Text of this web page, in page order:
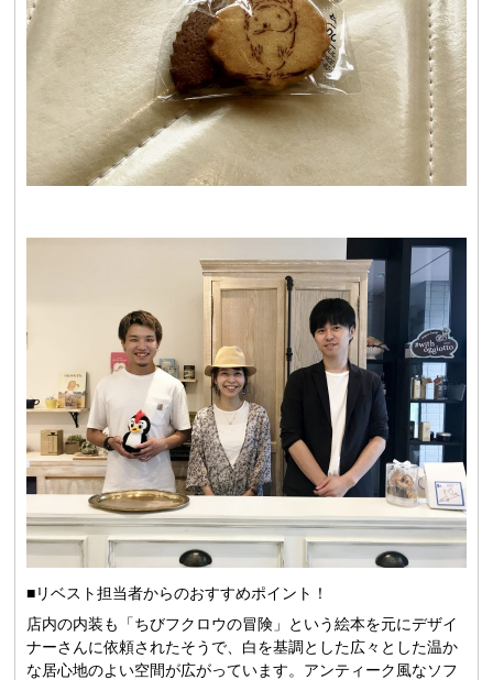
■リベスト担当者からのおすすめポイント！
店内の内装も「ちびフクロウの冒険」という絵本を元にデザイ
ナーさんに依頼されたそうで、白を基調とした広々とした温か
な居心地のよい空間が広がっています。アンティーク風なソフ